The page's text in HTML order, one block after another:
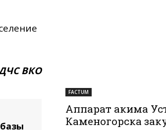
ВКО
FACTUM
Аппарат акима
Каменогорска